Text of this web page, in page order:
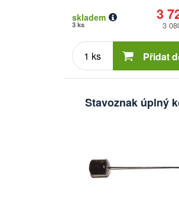
3
skladem
3 ks 3
Počet
kusů Přidat
Stavoznak úplný